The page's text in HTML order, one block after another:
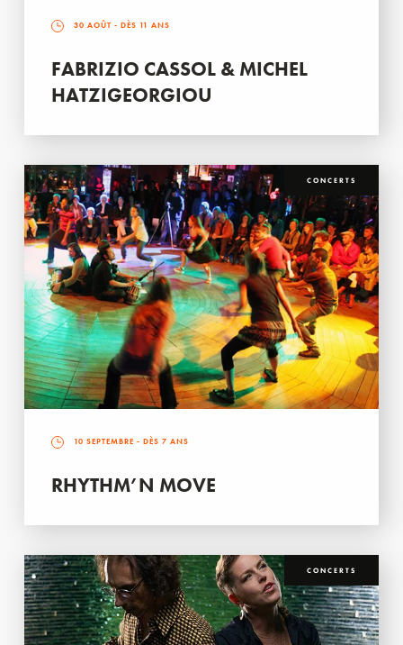
30 AOÛT - DÈS 11 ANS
FABRIZIO CASSOL & MICHEL
HATZIGEORGIOU
CONCERTS
10 SEPTEMBRE - DÈS 7 ANS
RHYTHM’N MOVE
CONCERTS